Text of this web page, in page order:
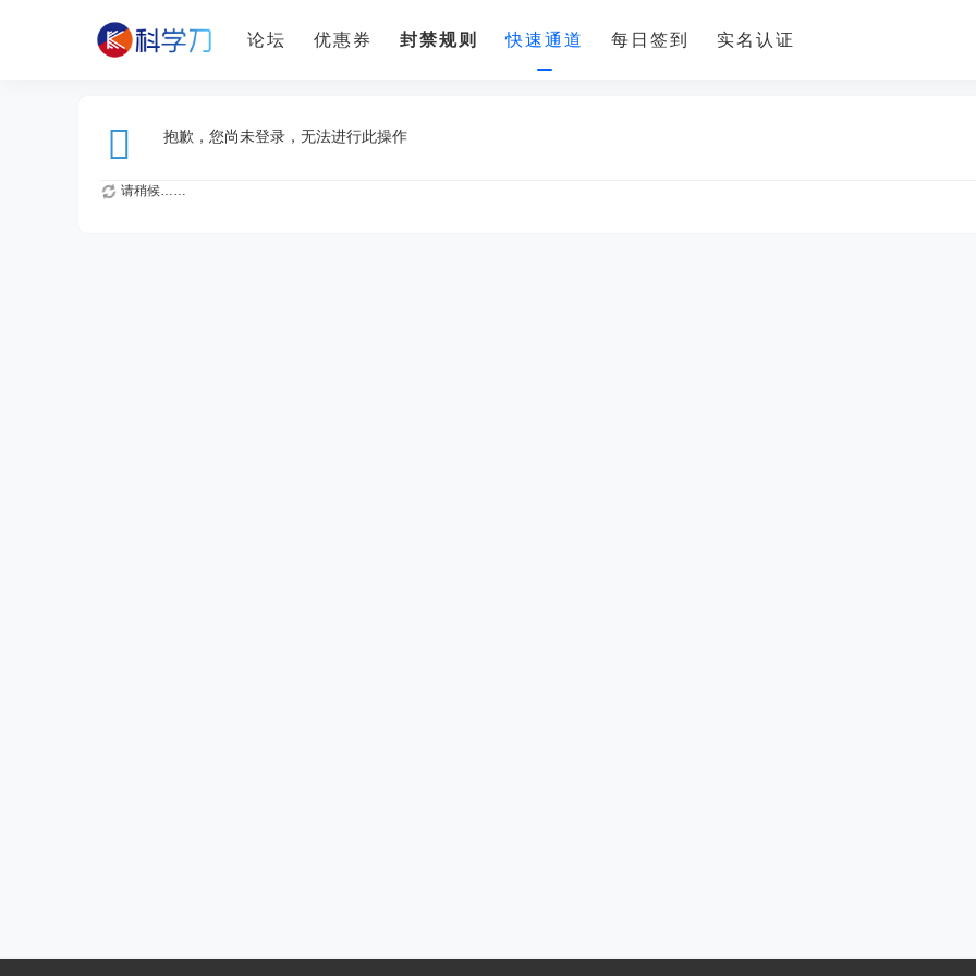
论坛 优惠券 封禁规则 快速通道 每日签到 实名认证
抱歉，您尚未登录，无法进行此操作
请稍候……